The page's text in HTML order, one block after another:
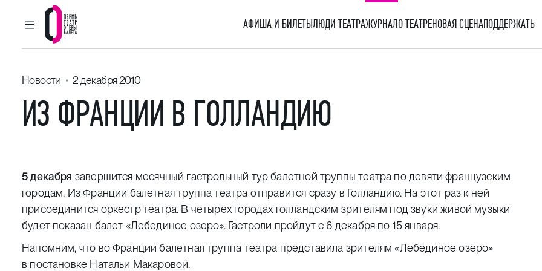
ГЛАВНОЕ МЕНЮ
Пермский театр оперы и балета
АФИША И БИЛЕТЫЛЮДИ ТЕАТРАЖУРНАЛО ТЕАТРЕНОВАЯ СЦЕНАПОДДЕРЖАТЬ
Новости 2 декабря 2010
ИЗ ФРАНЦИИ В ГОЛЛАНДИЮ
5 декабря завершится месячный гастрольный тур балетной труппы театра по девяти французским
городам. Из Франции балетная труппа театра отправится сразу в Голландию. На этот раз к ней
присоединится оркестр театра. В четырех городах голландским зрителям под звуки живой музыки
будет показан балет «Лебединое озеро». Гастроли пройдут с 6 декабря по 15 января.
Напомним, что во Франции балетная труппа театра представила зрителям «Лебединое озеро»
в постановке Натальи Макаровой.